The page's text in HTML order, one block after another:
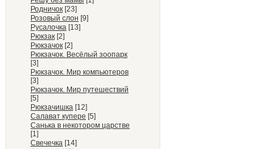
Родничок [23]
Розовый слон [9]
Русалочка [13]
Рюкзак [2]
Рюкзачок [2]
Рюкзачок. Весёлый зоопарк
[3]
Рюкзачок. Мир компьютеров
[3]
Рюкзачок. Мир путешествий
[5]
Рюкзачишка [12]
Салават купере [5]
Санька в некотором царстве
[1]
Свечечка [14]